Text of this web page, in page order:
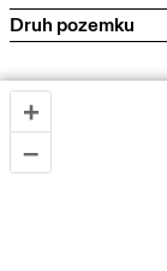
Druh pozemku
+
–